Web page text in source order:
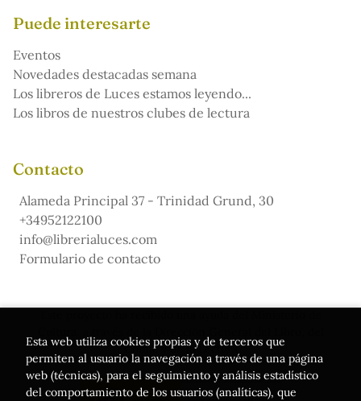
Puede interesarte
Eventos
Novedades destacadas semana
Los libreros de Luces estamos leyendo...
Los libros de nuestros clubes de lectura
Contacto
Alameda Principal 37 - Trinidad Grund, 30
+34952122100
info@librerialuces.com
Formulario de contacto
Cómic y de la Lectura
Esta web utiliza cookies propias y de terceros que
permiten al usuario la navegación a través de una página
web (técnicas), para el seguimiento y análisis estadístico
del comportamiento de los usuarios (analíticas), que